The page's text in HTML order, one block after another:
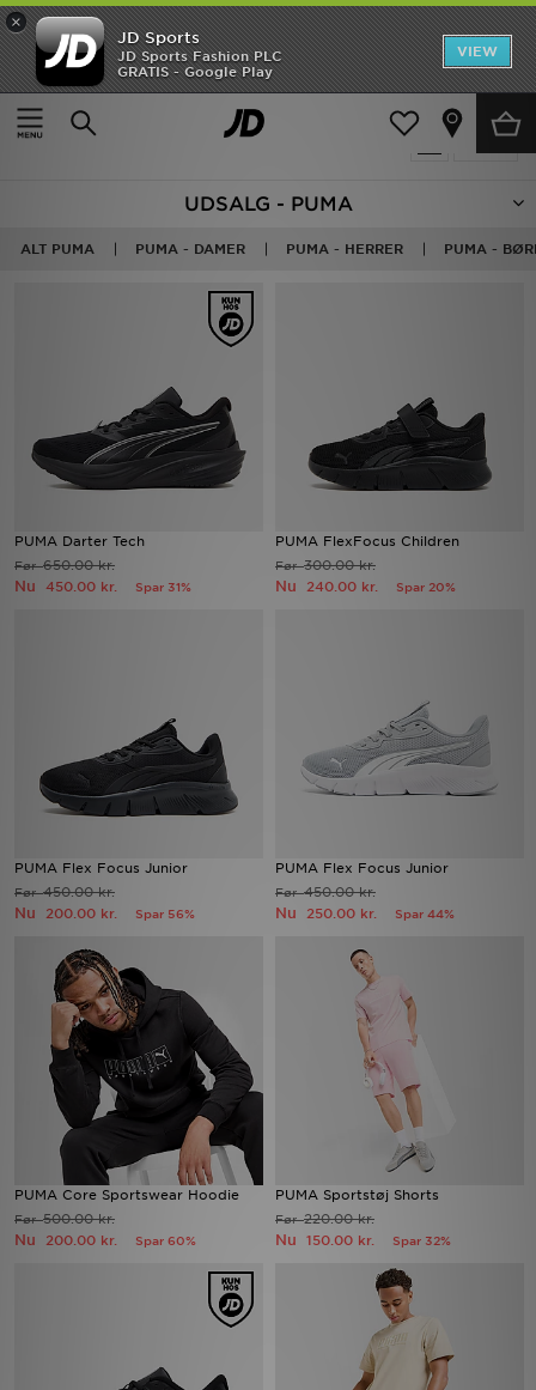
×
JD Sports
JD Sports Fashion PLC
GRATIS - Google Play
VIEW
Hjem
Udsalg | PUMA
40 Produkter fundet
UDSALG - PUMA
ALT PUMA PUMA - DAMER PUMA - HERRER PUMA -
PUMA Darter Tech
Før650.00 kr.
Nu 450.00 kr. Spar 31%
PUMA FlexFocus Children
Før300.00 kr.
Nu 240.00 kr. Spar 20%
PUMA Flex Focus Junior
Før450.00 kr.
Nu 200.00 kr. Spar 56%
PUMA Flex Focus Junior
Før450.00 kr.
Nu 250.00 kr. Spar 44%
PUMA Core Sportswear Hoodie
Før500.00 kr.
Nu 200.00 kr. Spar 60%
PUMA Sportstøj Shorts
Før220.00 kr.
Nu 150.00 kr. Spar 32%
Hjem
Udsalg
Damer
Fodbold
Sport
Download JD app'en
Hjælp & information
JD Blog